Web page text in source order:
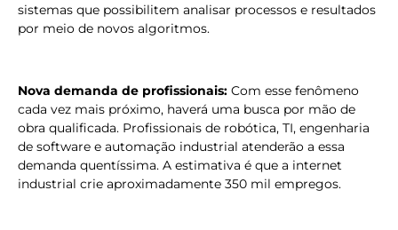
sistemas que possibilitem analisar processos e resultados
por meio de novos algoritmos.
Nova demanda de profissionais: Com esse fenômeno
cada vez mais próximo, haverá uma busca por mão de
obra qualificada. Profissionais de robótica, TI, engenharia
de software e automação industrial atenderão a essa
demanda quentíssima. A estimativa é que a internet
industrial crie aproximadamente 350 mil empregos.